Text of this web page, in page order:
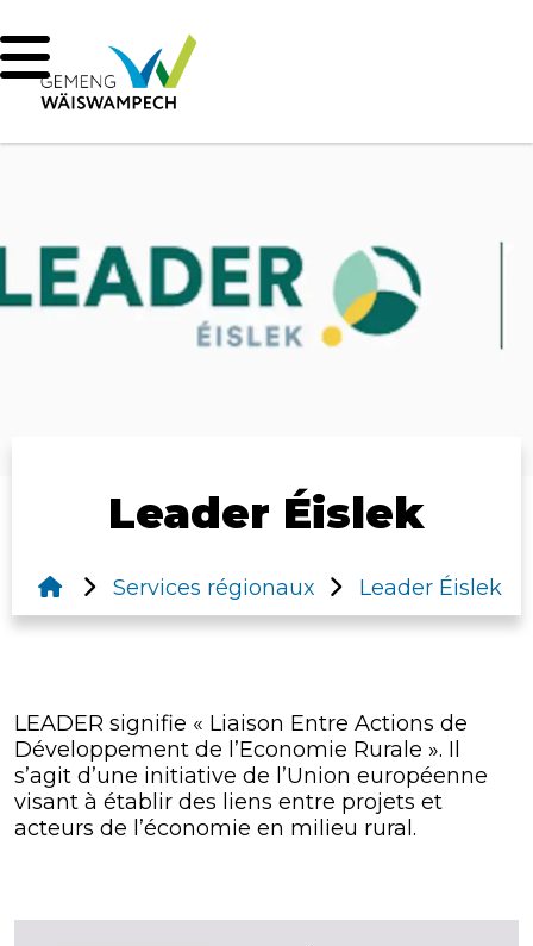
Leader Éislek
Leader Éislek
Services régionaux
LEADER signifie « Liaison Entre Actions de
Développement de l’Economie Rurale ». Il
s’agit d’une initiative de l’Union européenne
visant à établir des liens entre projets et
acteurs de l’économie en milieu rural.